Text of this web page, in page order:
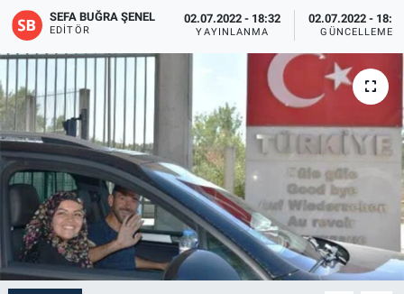
SEFA BUĞRA ŞENEL
EDITÖR
02.07.2022 - 18:32
YAYINLANMA
02.07.2022 -
GÜNCELLEME